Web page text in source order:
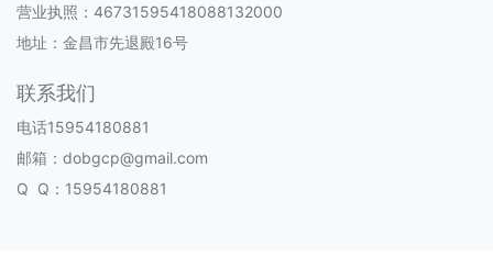
营业执照：46731595418088132000
地址：金昌市先退殿16号
联系我们
电话15954180881
邮箱：dobgcp@gmail.com
Q Q：15954180881